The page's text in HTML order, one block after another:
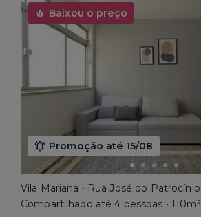
Baixou o preço
Promoção até 15/08
Vila Mariana • Rua José do Patrocínio
Compartilhado até 4 pessoas • 110m²